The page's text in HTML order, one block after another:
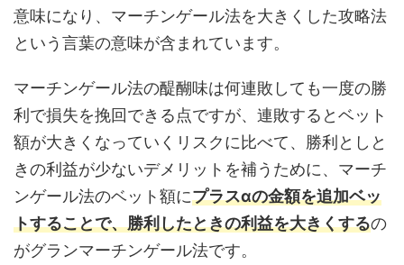
意味になり、マーチンゲール法を大きくした攻略法
という言葉の意味が含まれています。
マーチンゲール法の醍醐味は何連敗しても一度の勝
利で損失を挽回できる点ですが、連敗するとベット
額が大きくなっていくリスクに比べて、勝利としと
きの利益が少ないデメリットを補うために、マーチ
ンゲール法のベット額にプラスαの金額を追加ベッ
トすることで、勝利したときの利益を大きくするの
がグランマーチンゲール法です。